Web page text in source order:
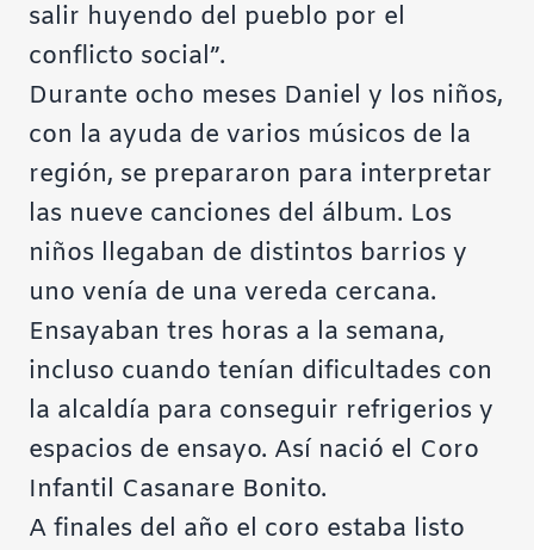
salir huyendo del pueblo por el
conflicto social”.
Durante ocho meses Daniel y los niños,
con la ayuda de varios músicos de la
región, se prepararon para interpretar
las nueve canciones del álbum. Los
niños llegaban de distintos barrios y
uno venía de una vereda cercana.
Ensayaban tres horas a la semana,
incluso cuando tenían dificultades con
la alcaldía para conseguir refrigerios y
espacios de ensayo. Así nació el Coro
Infantil Casanare Bonito.
A finales del año el coro estaba listo